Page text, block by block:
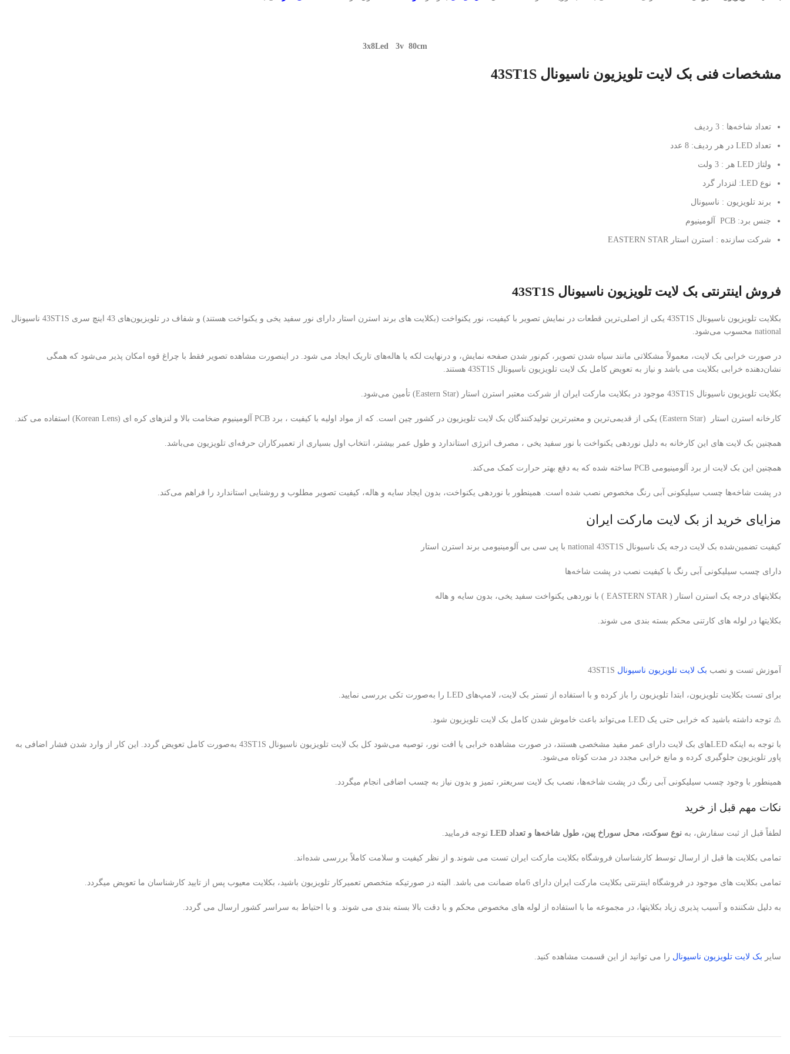
3x8Led 3v 80cm
مشخصات فنی بک لایت تلویزیون ناسیونال 43ST1S
تعداد شاخه‌ها : 3 ردیف
تعداد LED در هر ردیف: 8 عدد
ولتاژ LED هر : 3 ولت
نوع LED: لنزدار گرد
برند تلویزیون : ناسیونال
جنس برد: PCB آلومینیوم
شرکت سازنده : استرن استار EASTERN STAR
فروش اینترنتی بک لایت تلویزیون ناسیونال 43ST1S
بکلایت تلویزیون ناسیونال 43ST1S یکی از اصلی‌ترین قطعات در نمایش تصویر با کیفیت، نور یکنواخت (بکلایت های برند استرن استار دارای نور سفید یخی و یکنواخت هستند) و شفاف در تلویزیون‌های 43 اینچ سری 43ST1S ناسیونال
national محسوب می‌شود.
در صورت خرابی بک لایت، معمولاً مشکلاتی مانند سیاه شدن تصویر، کم‌نور شدن صفحه نمایش، و درنهایت لکه یا هاله‌های تاریک ایجاد می شود. در اینصورت مشاهده تصویر فقط با چراغ قوه امکان پذیر می‌شود که همگی
نشان‌دهنده خرابی بکلایت می باشد و نیاز به تعویض کامل بک لایت تلویزیون ناسیونال 43ST1S هستند.
بکلایت تلویزیون ناسیونال 43ST1S موجود در بکلایت مارکت ایران از شرکت معتبر استرن استار (Eastern Star) تأمین می‌شود.
کارخانه استرن استار (Eastern Star) یکی از قدیمی‌ترین و معتبرترین تولیدکنندگان بک لایت تلویزیون در کشور چین است. که از مواد اولیه با کیفیت ، برد PCB آلومینیوم ضخامت بالا و لنزهای کره ای (Korean Lens) استفاده می کند.
همچنین بک لایت های این کارخانه به دلیل نوردهی یکنواخت با نور سفید یخی ، مصرف انرژی استاندارد و طول عمر بیشتر، انتخاب اول بسیاری از تعمیرکاران حرفه‌ای تلویزیون می‌باشد.
همچنین این بک لایت از برد آلومینیومی PCB ساخته شده که به دفع بهتر حرارت کمک می‌کند.
در پشت شاخه‌ها چسب سیلیکونی آبی رنگ مخصوص نصب شده است. همینطور با نوردهی یکنواخت، بدون ایجاد سایه و هاله، کیفیت تصویر مطلوب و روشنایی استاندارد را فراهم می‌کند.
مزایای خرید از بک لایت مارکت ایران
کیفیت تضمین‌شده بک لایت درجه یک ناسیونال national 43ST1S با پی سی بی آلومینیومی برند استرن استار
دارای چسب سیلیکونی آبی رنگ با کیفیت نصب در پشت شاخه‌ها
بکلایتهای درجه یک استرن استار ( EASTERN STAR ) با نوردهی یکنواخت سفید یخی، بدون سایه و هاله
بکلایتها در لوله های کارتنی محکم بسته بندی می شوند.
آموزش تست و نصب بک لایت تلویزیون ناسیونال
برای تست بکلایت تلویزیون، ابتدا تلویزیون را باز کرده و با استفاده از تستر بک لایت، لامپ‌های LED را به‌صورت تکی بررسی نمایید.
⚠️ توجه داشته باشید که خرابی حتی یک LED می‌تواند باعث خاموش شدن کامل بک لایت تلویزیون شود.
با توجه به اینکه LEDهای بک لایت دارای عمر مفید مشخصی هستند، در صورت مشاهده خرابی یا افت نور، توصیه می‌شود کل بک لایت تلویزیون ناسیونال 43ST1S به‌صورت کامل تعویض گردد. این کار از وارد شدن فشار اضافی به
پاور تلویزیون جلوگیری کرده و مانع خرابی مجدد در مدت کوتاه می‌شود.
همینطور با وجود چسب سیلیکونی آبی رنگ در پشت شاخه‌ها، نصب بک لایت سریعتر، تمیز و بدون نیاز به چسب اضافی انجام میگردد.
نکات مهم قبل از خرید
لطفاً قبل از ثبت سفارش، به نوع سوکت، محل سوراخ پین، طول شاخه‌ها و تعداد LED توجه فرمایید.
تمامی بکلایت ها قبل از ارسال توسط کارشناسان فروشگاه بکلایت مارکت ایران تست می شوند.و از نظر کیفیت و سلامت کاملاً بررسی شده‌اند.
تمامی بکلایت های موجود در فروشگاه اینترنتی بکلایت مارکت ایران دارای 6ماه ضمانت می باشد. البته در صورتیکه متخصص تعمیرکار تلویزیون باشید، بکلایت معیوب پس از تایید کارشناسان ما تعویض میگردد.
به دلیل شکننده و آسیب پذیری زیاد بکلایتها، در مجموعه ما با استفاده از لوله های مخصوص محکم و با دقت بالا بسته بندی می شوند. و با احتیاط به سراسر کشور ارسال می گردد.
سایر بک لایت تلویزیون ناسیونال را می توانید از این قسمت مشاهده کنید.